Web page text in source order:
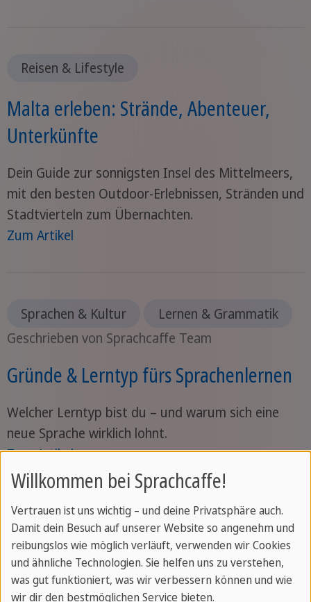
Reisen & Lifestyle
Malta erleben: Strände, Abenteuer,
Unterkünfte
Dein Guide zur sonnigsten Insel des Mittelmeers,
mit den besten Outdoor-Erlebnissen, Stränden und
Stadtvierteln zum Übernachten.
Zum Artikel
Sprachen & Kultur
Lernen & Grammatik
Geschrieben von Sprachcaffe Team
Gründe & Lerntyp fürs Sprachenlernen
Welcher Lerntyp bist du – und warum sich eine
neue Sprache wirklich lohnt.
Zum Artikel
Karriere & Leben
Geschrieben von Sprachcaffe
Team
Auswandern & Arbeiten in Kanada
Willkommen bei Sprachcaffe!
Vertrauen ist uns wichtig – und deine Privatsphäre auch.
Damit dein Besuch auf unserer Website so angenehm und
reibungslos wie möglich verläuft, verwenden wir Cookies
und ähnliche Technologien. Sie helfen uns zu verstehen,
was gut funktioniert, was wir verbessern können und wie
wir dir den bestmöglichen Service bieten.